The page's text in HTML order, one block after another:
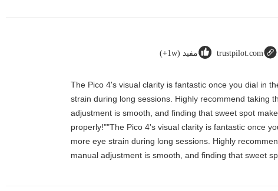
trustpilot.com مفيد (1w+)
"The Pico 4's visual clarity is fantastic once you dial in
strain during long sessions. Highly recommend taking
adjustment is smooth, and finding that sweet spot
properly!""The Pico 4's visual clarity is fantastic once
more eye strain during long sessions. Highly
manual adjustment is smooth, and finding that sweet